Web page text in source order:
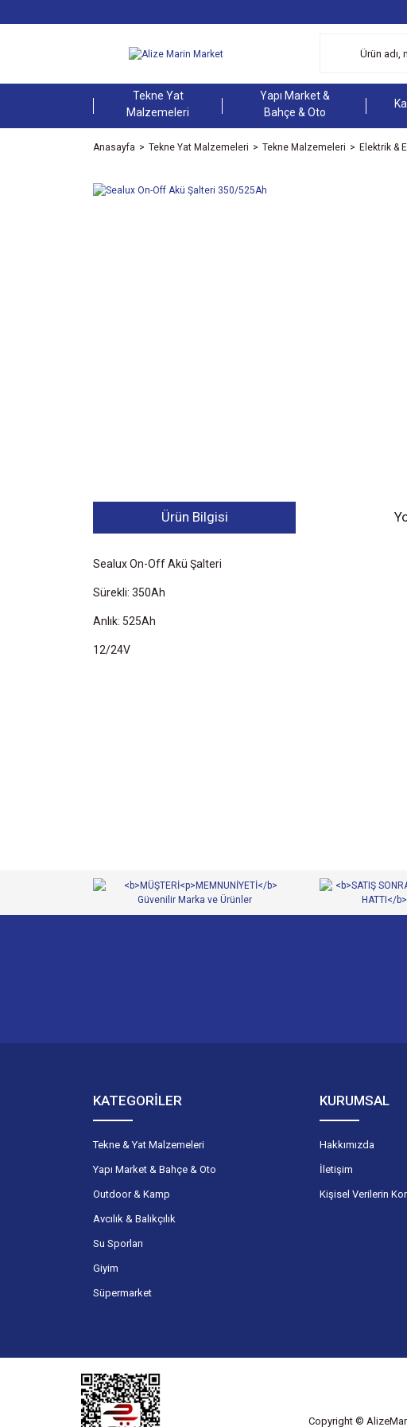
Tekne Yat
Malzemeleri
Yapı Market &
Bahçe & Oto
Anasayfa Tekne Yat Malzemeleri Tekne Malzemeleri Elektrik &
Ürün Bilgisi
Sealux On-Off Akü Şalteri
Sürekli: 350Ah
Anlık: 525Ah
12/24V
Ürün fiyatı diğer sitelerden daha pahalı.
Bu ürüne benzer farklı alternatifler olmalı.
KATEGORİLER
Tekne & Yat Malzemeleri
Yapı Market & Bahçe & Oto
Outdoor & Kamp
Avcılık & Balıkçılık
Su Sporları
Giyim
Süpermarket
KURUMSAL
Hakkımızda
İletişim
Kişisel Verilerin
Copyright ©